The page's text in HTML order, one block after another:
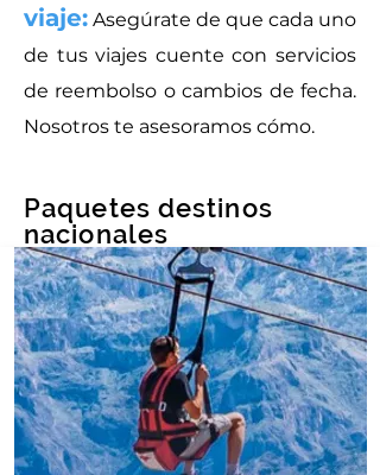
viaje: Asegúrate de que cada uno
de tus viajes cuente con servicios
de reembolso o cambios de fecha.
Nosotros te asesoramos cómo.
Paquetes destinos
nacionales